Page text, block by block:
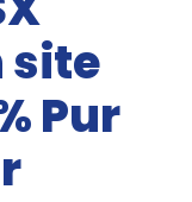
site
Pur